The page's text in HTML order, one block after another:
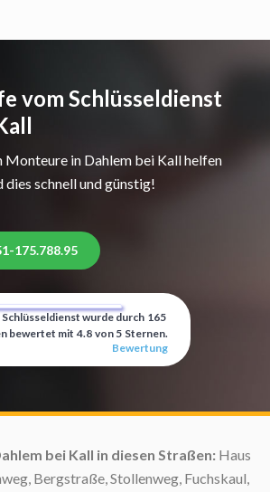
vom Schlüsseldienst
Monteure in Dahlem bei Kall helfen
schnell und günstig!
175.788.95
Schlüsseldienst wurde durch 165
bewertet mit 4.8 von 5 Sternen.
Bewertung
bei Kall in diesen Straßen: Haus
Bergstraße, Stollenweg, Fuchskaul,